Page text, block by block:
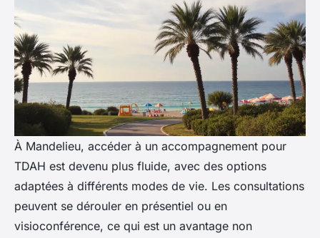
À Mandelieu, accéder à un accompagnement pour
TDAH est devenu plus fluide, avec des options
adaptées à différents modes de vie. Les consultations
peuvent se dérouler en présentiel ou en
visioconférence, ce qui est un avantage non